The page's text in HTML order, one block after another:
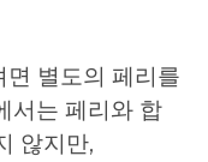
별도의 페리를
서는 페리와 합
않지만,